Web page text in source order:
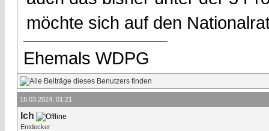
möchte sich auf den
Ehemals WDPG
16.03.2024, 01:21
Ich
Entdecker